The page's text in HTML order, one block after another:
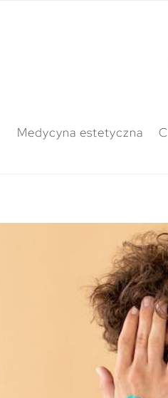
Medycyna estetyczna